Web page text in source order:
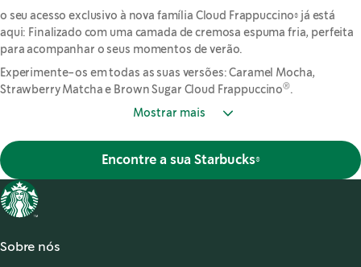
o seu acesso exclusivo à nova família Cloud Frappuccino® já está
aqui: Finalizado com uma camada de cremosa espuma fria, perfeita
para acompanhar o seus momentos de verão.
Experimente-os em todas as suas versões: Caramel Mocha,
Strawberry Matcha e Brown Sugar Cloud Frappuccino®.
Mostrar mais
Encontre a sua Starbucks®
Sobre nós